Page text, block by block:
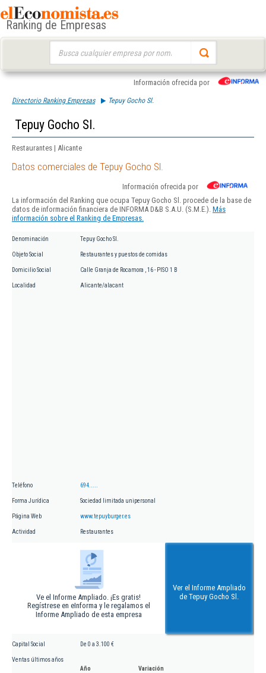
Ranking de Empresas
Información ofrecida por
Directorio Ranking Empresas Tepuy Gocho Sl.
Tepuy Gocho Sl.
Restaurantes | Alicante
Datos comerciales de Tepuy Gocho Sl.
Información ofrecida por
La información del Ranking que ocupa Tepuy Gocho Sl. procede de la base de
datos de información financiera de INFORMA D&B S.A.U. (S.M.E.). Más
información sobre el Ranking de Empresas.
Denominación Tepuy Gocho Sl.
Objeto Social Restaurantes y puestos de comidas
Domicilio Social Calle Granja de Rocamora , 16 - PISO 1 B
Localidad Alicante/alacant
Teléfono 694.....
Forma Jurídica Sociedad limitada unipersonal
Página Web www.tepuyburger.es
Actividad Restaurantes
Ve el Informe Ampliado. ¡Es gratis!
Regístrese en eInforma y le regalamos el
Informe Ampliado de esta empresa
Ver el Informe Ampliado
de Tepuy Gocho Sl.
Capital Social De 0 a 3.100 €
Ventas últimos años
Año
Variación